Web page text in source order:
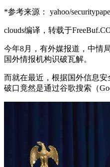
*参考来源： yahoo/
clouds编译，转载于
今年8月，有外媒报道，中情
国外情报机构识破瓦解。
而就在最近，根据国外信息
破口竟然是通过谷歌搜索（